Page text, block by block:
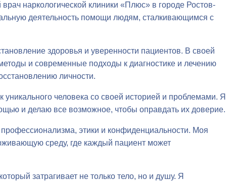
наркологической клиники «Плюс» в городе Ростов-
деятельность помощи людям, сталкивающимся с
здоровья и уверенности пациентов. В своей
и современные подходы к диагностике и лечению
личности.
человека со своей историей и проблемами. Я
и делаю все возможное, чтобы оправдать их доверие.
этики и конфиденциальности. Моя
среду, где каждый пациент может
затрагивает не только тело, но и душу. Я